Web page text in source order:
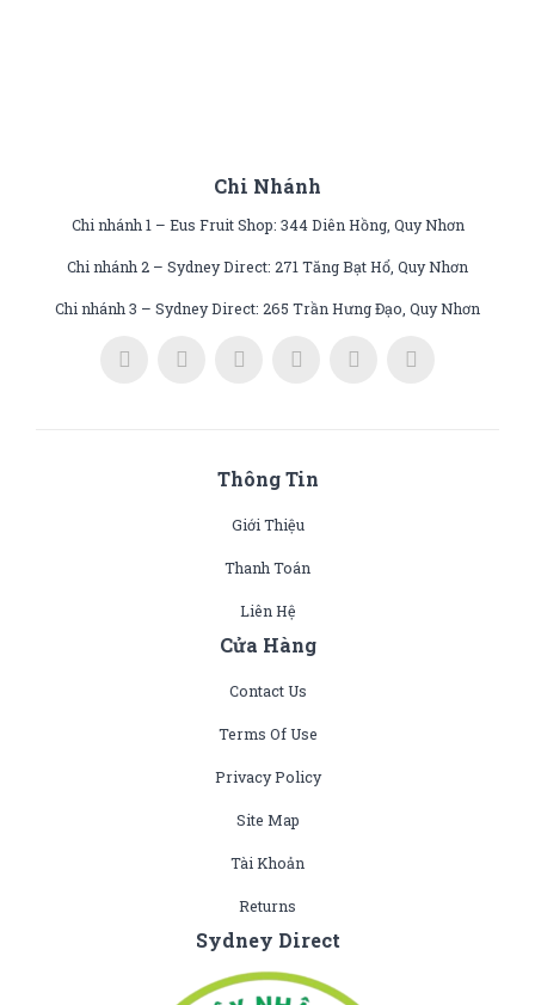
Chi Nhánh
Chi nhánh 1 – Eus Fruit Shop: 344 Diên Hồng, Quy Nhơn
Chi nhánh 2 – Sydney Direct: 271 Tăng Bạt Hổ, Quy Nhơn
Chi nhánh 3 – Sydney Direct: 265 Trần Hưng Đạo, Quy Nhơn
Thông Tin
Giới Thiệu
Thanh Toán
Liên Hệ
Cửa Hàng
Contact Us
Terms Of Use
Privacy Policy
Site Map
Tài Khoản
Returns
Sydney Direct